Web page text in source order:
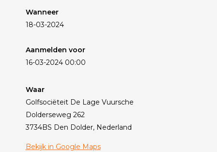
Wanneer
18-03-2024
Aanmelden voor
16-03-2024 00:00
Waar
Golfsociëteit De Lage Vuursche
Dolderseweg 262
3734BS Den Dolder, Nederland
Bekijk in Google Maps